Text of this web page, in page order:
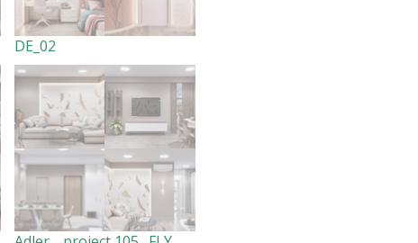
DE_02